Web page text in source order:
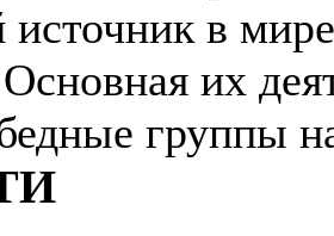
в
их
группы